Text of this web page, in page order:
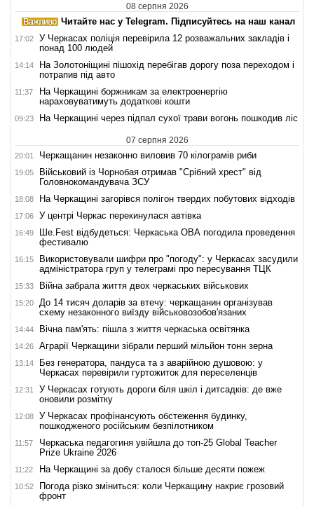
08 серпня 2026
Читайте нас у Telegram. Підписуйтесь на наш канал
17:02
У Черкасах поліція перевірила 12 розважальних закладів і
понад 100 людей
14:14
На Золотоніщині пішохід перебігав дорогу поза переходом і
потрапив під авто
11:37
На Черкащині боржникам за електроенергію
нараховуватимуть додаткові кошти
09:23 На Черкащині через підпал сухої трави вогонь пошкодив ліс
07 серпня 2026
20:01 Черкащанин незаконно виловив 70 кілограмів риби
19:05
Військовий із Чорнобая отримав "Срібний хрест" від
Головнокомандувача ЗСУ
18:08 На Черкащині загорівся полігон твердих побутових відходів
17:06 У центрі Черкас перекинулася автівка
16:49
Ше.Fest відбудеться: Черкаська ОВА погодила проведення
фестивалю
16:15
Використовували шифри про "погоду": у Черкасах засудили
адміністратора груп у телеграмі про пересування ТЦК
15:33 Війна забрала життя двох черкаських військових
15:20
До 14 тисяч доларів за втечу: черкащанин організував
схему незаконного виїзду військовозобов'язаних
14:44 Вічна пам'ять: пішла з життя черкаська освітянка
14:26 Аграрії Черкащини зібрали перший мільйон тонн зерна
13:14
Без генератора, пандуса та з аварійною душовою: у
Черкасах перевірили гуртожиток для переселенців
12:31
У Черкасах готують дороги біля шкіл і дитсадків: де вже
оновили розмітку
12:08
У Черкасах профінансують обстеження будинку,
пошкодженого російським безпілотником
11:57
Черкаська педагогиня увійшла до топ-25 Global Teacher
Prize Ukraine 2026
11:22 На Черкащині за добу сталося більше десяти пожеж
10:52
Погода різко зміниться: коли Черкащину накриє грозовий
фронт